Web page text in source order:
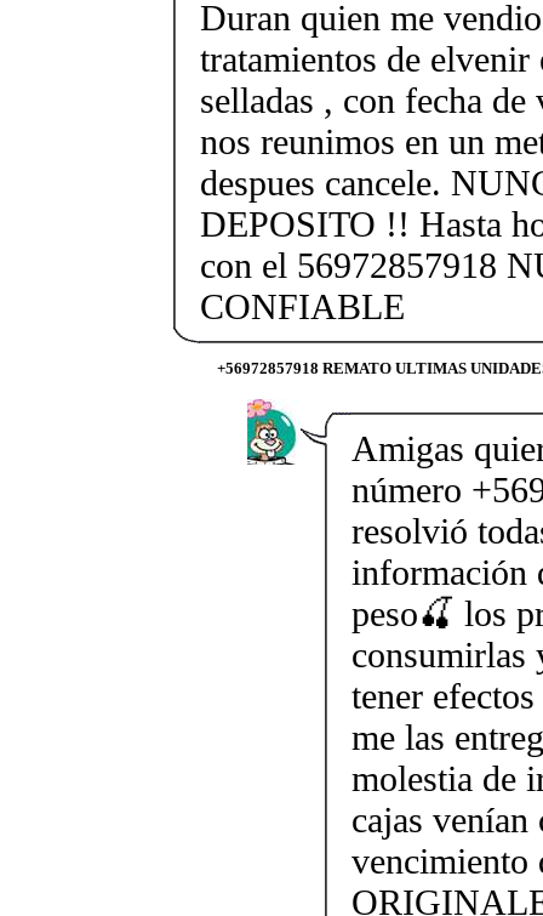
Duran quien me
tratamientos de elvenir
selladas , con fecha
nos reunimos en un
despues cancele.
DEPOSITO !! Hasta
con el 56972857918
CONFIABLE
+56972857918 REMATO ULTIMAS
Amigas
número
resolvió
información
peso🍒 los
consumirlas
tener
me las
molestia de
cajas venían
vencimiento